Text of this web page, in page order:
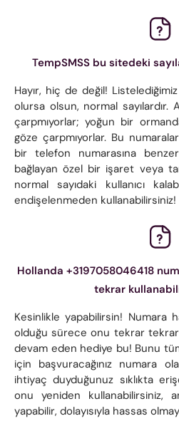
TempSMSS bu sitedeki
Hayır, hiç de değil!
olursa olsun, normal sayılardır.
çarpmıyorlar; yoğun bir
göze çarpmıyorlar. Bu
bir telefon numarasına
bağlayan özel bir işaret veya
normal sayıdaki kullanıcı
endişelenmeden kullanabilirsiniz!
Hollanda +3197058046418
tekrar
Kesinlikle yapabilirsin! Numara
olduğu sürece onu tekrar tekrar
devam eden hediye bu! Bunu
için başvuracağınız numara
ihtiyaç duyduğunuz sıklıkta
onu yeniden kullanabilirsiniz,
yapabilir, dolayısıyla hassas